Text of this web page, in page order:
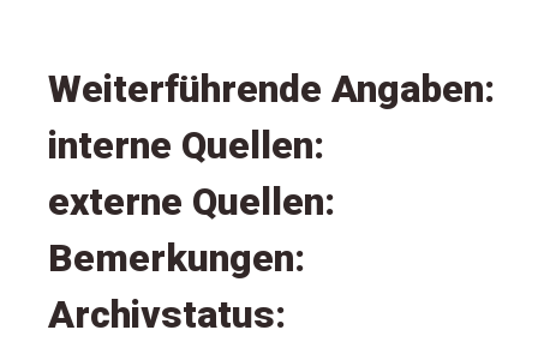
Weiterführende Angaben:
interne Quellen:
externe Quellen:
Bemerkungen:
Archivstatus: